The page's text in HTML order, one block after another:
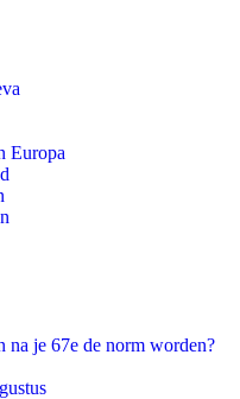
Europa
je 67e de norm worden?